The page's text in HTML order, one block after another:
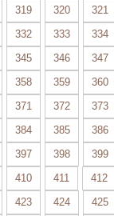
319 320 321
332 333 334
345 346 347
358 359 360
371 372 373
384 385 386
397 398 399
410 411 412
423 424 425